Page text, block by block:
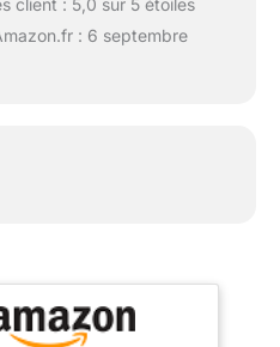
client : 5,0 sur 5 étoiles
: 6 septembre